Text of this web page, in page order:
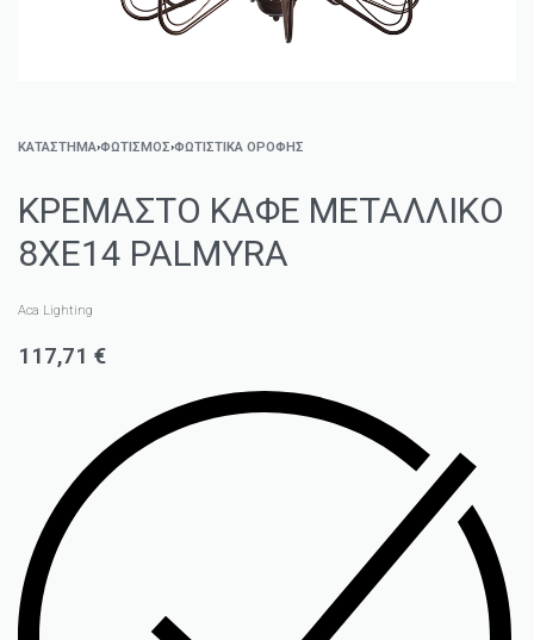
ΚΑΤΑΣΤΗΜΑ›ΦΩΤΙΣΜΌΣ›ΦΩΤΙΣΤΙΚΆ ΟΡΟΦΉΣ
ΚΡΕΜΑΣΤΟ ΚΑΦΕ ΜΕΤΑΛΛΙΚΟ
8ΧΕ14 PALMYRA
Aca Lighting
117,71 €